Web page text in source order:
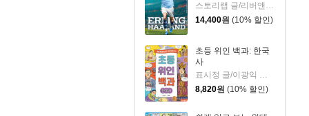
스토리랩 글/리버앤드스타 스튜디오 그림
14,400원 (10% 할인)
초등 위인 백과: 한국
사
표시정 글/이광익 그림
8,820원 (10% 할인)